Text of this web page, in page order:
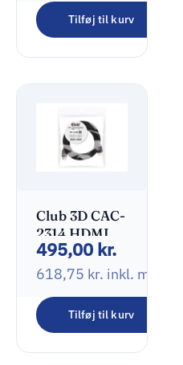
Tilføj til kurv
Club 3D CAC-
2314 HDMI
2.0 RedMere
Kabel 15m
495,00 kr.
618,75 kr. inkl. moms
Tilføj til kurv